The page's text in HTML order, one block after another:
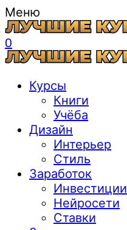
Меню
0
Курсы
Книги
Учёба
Дизайн
Интерьер
Стиль
Заработок
Инвестиции
Нейросети
Ставки